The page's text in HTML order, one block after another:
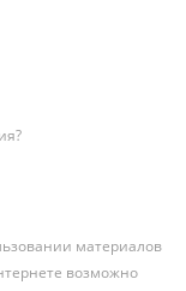
материалов
возможно